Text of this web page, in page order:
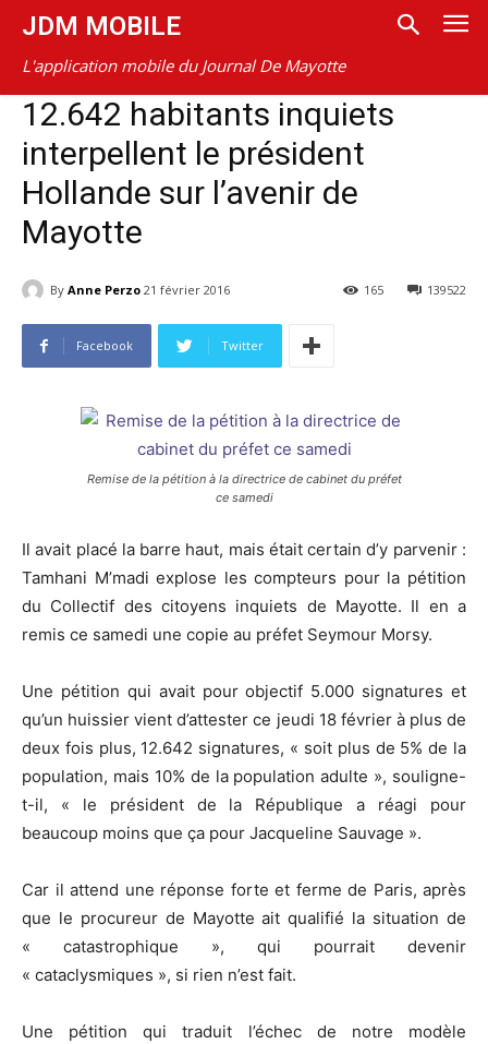
JDM MOBILE
L'application mobile du Journal De Mayotte
12.642 habitants inquiets
interpellent le président
Hollande sur l’avenir de
Mayotte
By Anne Perzo 21 février 2016 139522
165
Facebook Twitter
Remise de la pétition à la directrice de cabinet du préfet
ce samedi
Il avait placé la barre haut, mais était certain d’y parvenir :
Tamhani M’madi explose les compteurs pour la pétition
du Collectif des citoyens inquiets de Mayotte. Il en a
remis ce samedi une copie au préfet Seymour Morsy.
Une pétition qui avait pour objectif 5.000 signatures et
qu’un huissier vient d’attester ce jeudi 18 février à plus de
deux fois plus, 12.642 signatures, « soit plus de 5% de la
population, mais 10% de la population adulte », souligne-
t-il, « le président de la République a réagi pour
beaucoup moins que ça pour Jacqueline Sauvage ».
Car il attend une réponse forte et ferme de Paris, après
que le procureur de Mayotte ait qualifié la situation de
« catastrophique », qui pourrait devenir
« cataclysmiques », si rien n’est fait.
Une pétition qui traduit l’échec de notre modèle